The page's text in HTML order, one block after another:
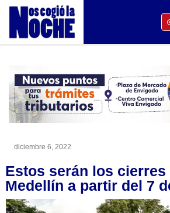
diciembre 6, 2022
Estos serán los cierres
Medellín a partir del 7